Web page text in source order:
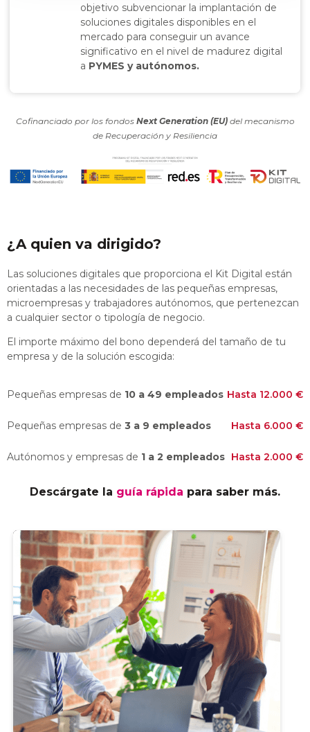
objetivo subvencionar la implantación de
soluciones digitales disponibles en el
mercado para conseguir un avance
significativo en el nivel de madurez digital
a PYMES y autónomos.
Cofinanciado por los fondos Next Generation (EU)del mecanismo
de Recuperación y Resiliencia
¿A quien va dirigido?
Las soluciones digitales que proporciona el Kit Digital están
orientadas a las necesidades de las pequeñas empresas,
microempresas y trabajadores autónomos, que pertenezcan
a cualquier sector o tipología de negocio.
El importe máximo del bono dependerá del tamaño de tu
empresa y de la solución escogida:
Pequeñas empresas de 10 a 49 empleados Hasta 12.000 €
Pequeñas empresas de 3 a 9 empleados Hasta 6.000 €
Autónomos y empresas de 1 a 2 empleados Hasta 2.000 €
Descárgate la guía rápida para saber más.